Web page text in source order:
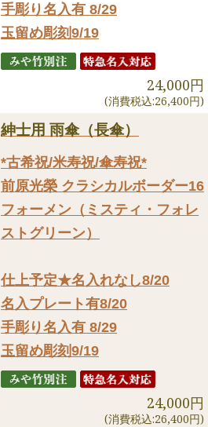
手彫り名入有 8/29
玉留め彫刻9/19
24,000円
(消費税込:26,400円)
紳士用 雨傘（長傘）
*古希祝/米寿祝/傘寿祝*
前原光榮 クラシカルボーダー16
フォーメン（ミスティ・フォレ
ストグリーン）
仕上予定★名入れなし8/20
名入プレート有8/20
手彫り名入有 8/29
玉留め彫刻9/19
24,000円
(消費税込:26,400円)